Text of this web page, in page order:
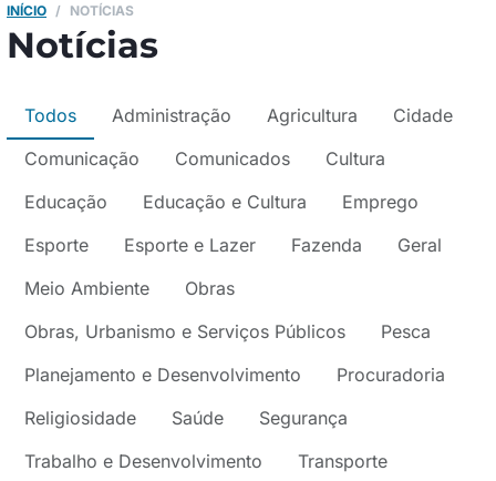
INÍCIO NOTÍCIAS
Notícias
Todos Administração Agricultura
Cidade
Comunicação
Comunicados
Cultura
Educação
Educação e Cultura
Emprego
Esporte
Esporte e Lazer Fazenda
Geral
Meio Ambiente
Obras
Obras, Urbanismo e Serviços Públicos
Pesca
Planejamento e Desenvolvimento
Procuradoria
Religiosidade
Saúde
Segurança
Trabalho e Desenvolvimento
Transporte